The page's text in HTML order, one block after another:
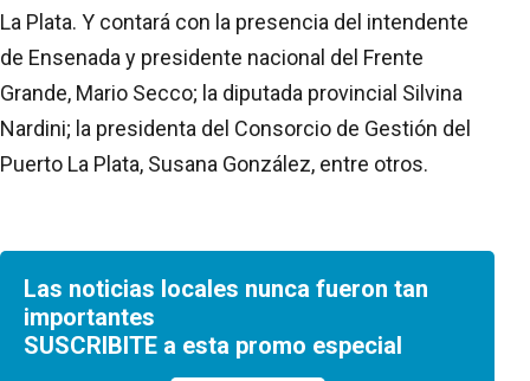
La Plata. Y contará con la presencia del intendente
de Ensenada y presidente nacional del Frente
Grande, Mario Secco; la diputada provincial Silvina
Nardini; la presidenta del Consorcio de Gestión del
Puerto La Plata, Susana González, entre otros.
Las noticias locales nunca fueron tan
importantes
SUSCRIBITE a esta promo especial